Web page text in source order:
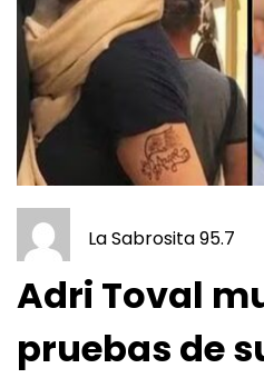
La Sabrosita 95.7
Adri Toval
pruebas de